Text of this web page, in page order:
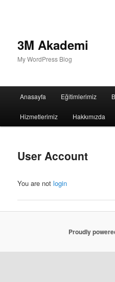
3M Akademi
My WordPress Blog
Anasayfa Eğitimlerimiz
Hizmetlerimiz Hakkımızda
User Account
You are notlogin
Proudly